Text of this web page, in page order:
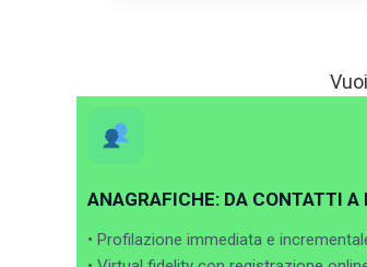
ANAGRAFICHE: DA CONTATTI A
• Profilazione immediata e